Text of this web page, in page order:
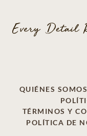
QUIÉNES SOMOS
TÉRMINOS Y
POLÍTICA DE